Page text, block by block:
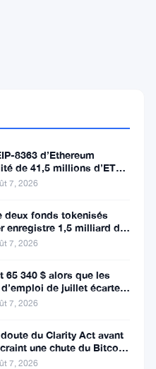
8363 d’Ethereum
de 41,5 millions d’ETH
7, 2026
deux fonds tokenisés
enregistre 1,5 milliard de
7, 2026
65 340 $ alors que les
de juillet écartent
en
7, 2026
doute du Clarity Act avant
une chute du Bitcoin
7, 2026